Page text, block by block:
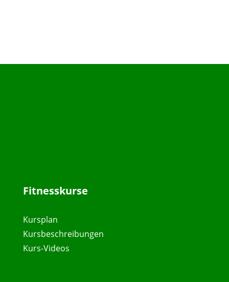
Fitnesskurse
Kursplan
Kursbeschreibungen
Kurs-Videos